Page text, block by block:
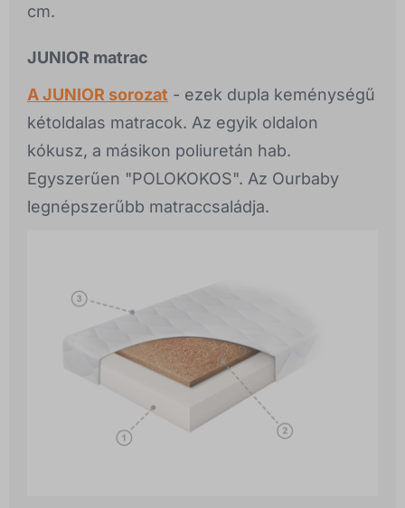
cm.
JUNIOR matrac
A JUNIOR sorozat - ezek dupla keménységű
kétoldalas matracok. Az egyik oldalon
kókusz, a másikon poliuretán hab.
Egyszerűen "POLOKOKOS". Az Ourbaby
legnépszerűbb matraccsaládja.